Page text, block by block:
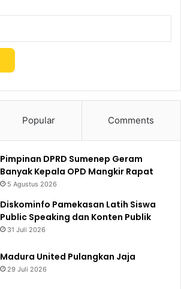
Popular Comments
Pimpinan DPRD Sumenep Geram
Banyak Kepala OPD Mangkir Rapat
5 Agustus 2026
Diskominfo Pamekasan Latih Siswa
Public Speaking dan Konten Publik
31 Juli 2026
Madura United Pulangkan Jaja
29 Juli 2026